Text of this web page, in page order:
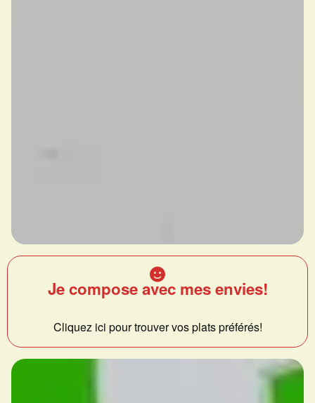
Je compose avec mes envies!
Cliquez ici pour trouver vos plats préférés!